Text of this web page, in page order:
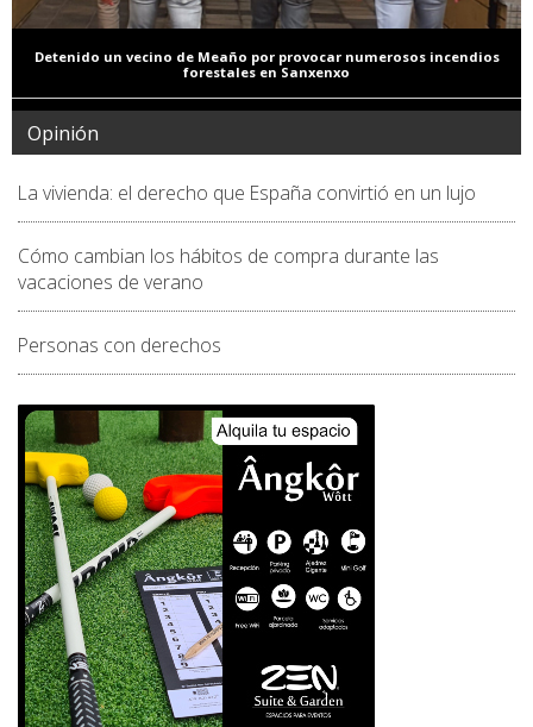
Detenido un vecino de Meaño por provocar numerosos incendios
forestales en Sanxenxo
Opinión
La vivienda: el derecho que España convirtió en un lujo
Cómo cambian los hábitos de compra durante las
vacaciones de verano
Personas con derechos